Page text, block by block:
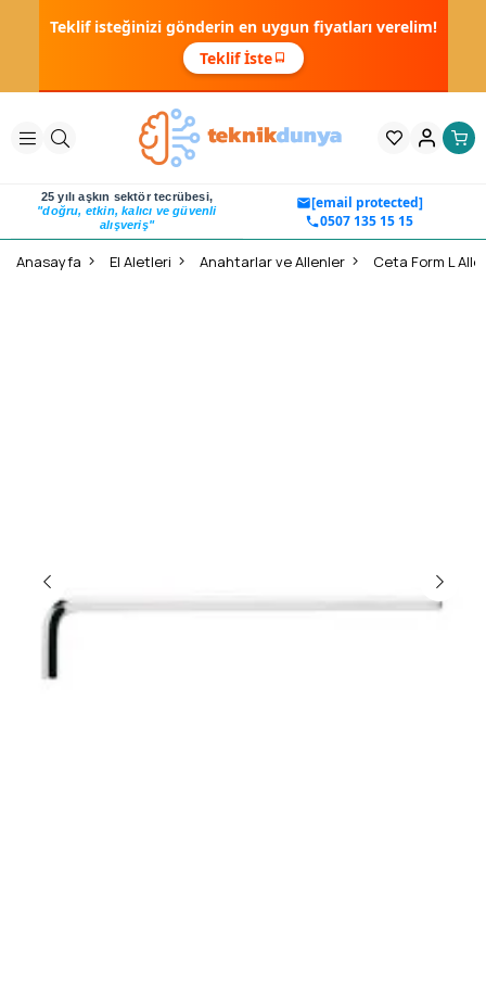
Teklif isteğinizi gönderin en uygun fiyatları verelim!
Teklif İste
25 yılı aşkın sektör tecrübesi,
"doğru, etkin, kalıcı ve güvenli
alışveriş"
[email protected]
0507 135 15 15
Anasayfa El Aletleri Anahtarlar ve Allenler Ceta Form L